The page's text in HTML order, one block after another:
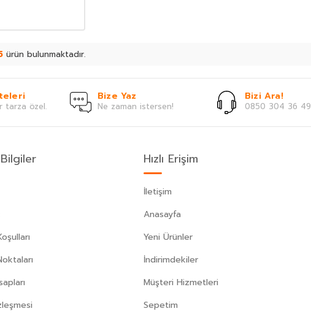
ürün bulunmaktadır.
tarza özel.
Bize Yaz
Ne zaman istersen!
Bizi Ara!
0850 304 36 49
Hızlı Erişim
İletişim
Anasayfa
Yeni Ürünler
İndirimdekiler
Müşteri Hizmetleri
Sepetim